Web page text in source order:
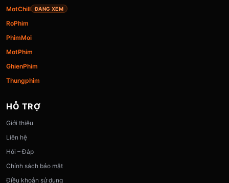
MotChill ĐANG XEM
RoPhim
PhimMoi
MotPhim
GhienPhim
Thungphim
HỖ TRỢ
Giới thiệu
Liên hệ
Hỏi – Đáp
Chính sách bảo mật
Điều khoản sử dụng